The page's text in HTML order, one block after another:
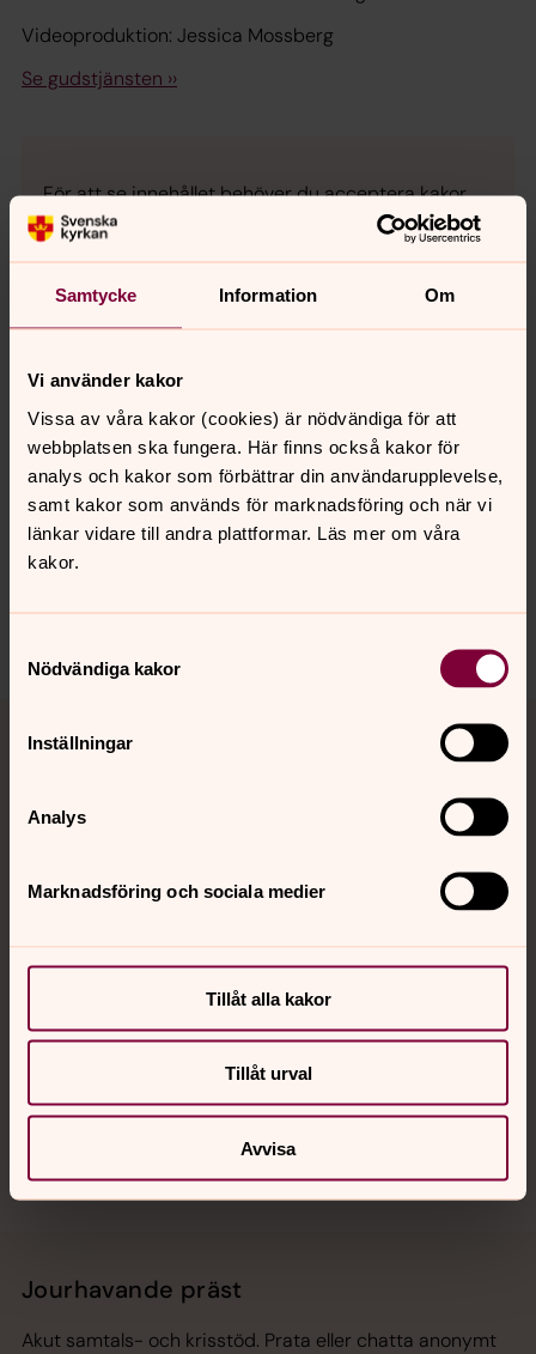
Samtycke Information Om
Vi använder kakor
Vissa av våra kakor (cookies) är nödvändiga för att
webbplatsen ska fungera. Här finns också kakor för
analys och kakor som förbättrar din användarupplevelse,
samt kakor som används för marknadsföring och när vi
länkar vidare till andra plattformar. Läs mer om våra
kakor.
Nödvändiga kakor
Inställningar
Analys
Marknadsföring och sociala medier
Tillåt alla kakor
Tillåt urval
Avvisa
Videoproduktion: Jessica Mossberg
Se gudstjänsten ››
För att se innehållet behöver du acceptera kakor
för marknadsföring.
Se videon på YouTube i stället.
Ändra inställningar
Senast ändrad 17 september 2020
Synpunkter eller frågor på sidans
innehåll?
Kontakt
Sociala kanaler
Jourhavande präst
Akut samtals- och krisstöd. Prata eller chatta anonymt